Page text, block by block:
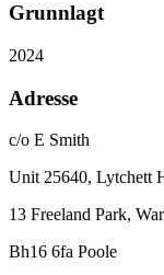
Grunnlagt
2024
Adresse
c/o E Smith
Unit 25640, Lytchett
13 Freeland Park,
Bh16 6fa Poole